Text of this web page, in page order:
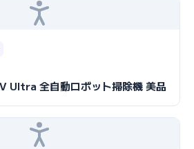
Ultra 全自動ロボット掃除機 美品